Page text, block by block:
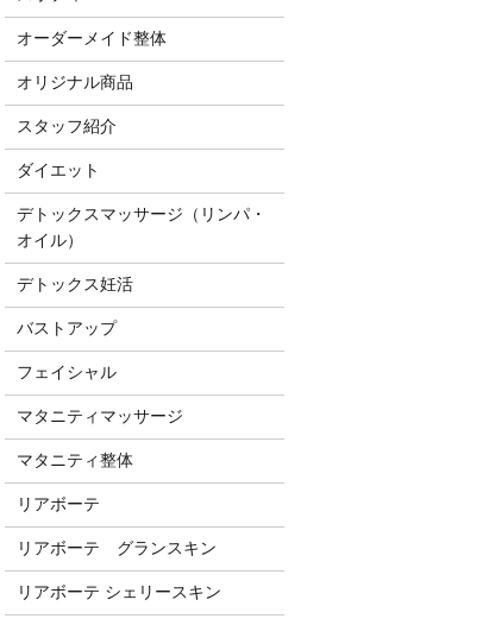
オーダーメイド整体
オリジナル商品
スタッフ紹介
ダイエット
デトックスマッサージ（リンパ・
オイル）
デトックス妊活
バストアップ
フェイシャル
マタニティマッサージ
マタニティ整体
リアボーテ
リアボーテ グランスキン
リアボーテ シェリースキン